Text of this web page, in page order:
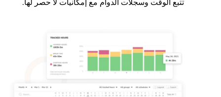
تتبع الوقت وسجلات الدوام مع إمكانيات لا حصر لها.